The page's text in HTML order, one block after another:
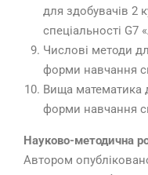
для здобувачів 2
спеціальності G7
Числові методи
форми навчання
Вища математика
форми навчання
Науково-методична
Автором